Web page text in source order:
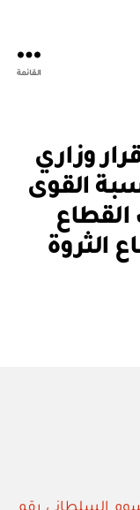
القائمة
وزاري
نسبة القوى
الثروة